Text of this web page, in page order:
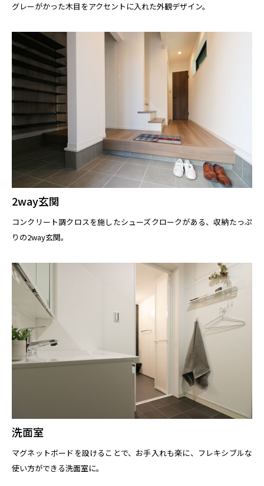
グレーがかった木目をアクセントに入れた外観デザイン。
2way玄関
コンクリート調クロスを施したシューズクロークがある、収納たっぷ
りの2way玄関。
洗面室
マグネットボードを設けることで、お手入れも楽に、フレキシブルな
使い方ができる洗面室に。